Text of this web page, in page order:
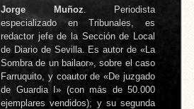
Jorge Muñoz. Periodista
especializado en Tribunales, es
redactor jefe de la Sección de Local
de Diario de Sevilla. Es autor de «La
Sombra de un bailaor», sobre el caso
Farruquito, y coautor de «De juzgado
de Guardia I» (con más de 50.000
ejemplares vendidos); y su segunda